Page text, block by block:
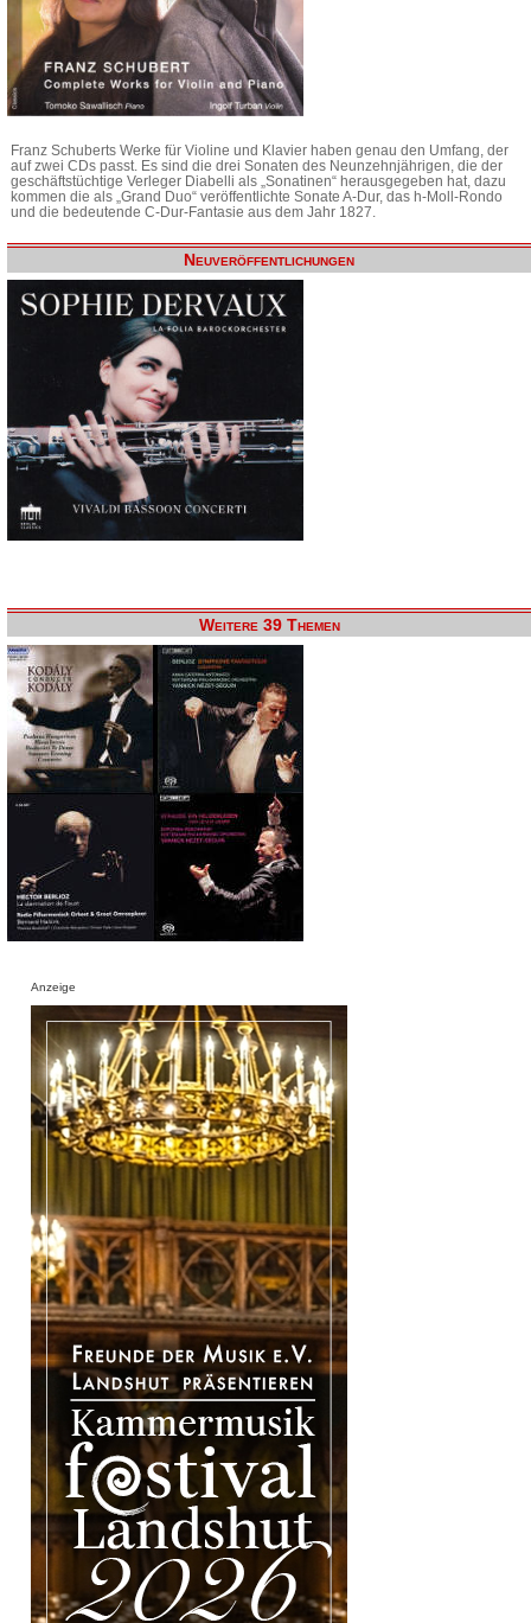
Franz Schuberts Werke für Violine und Klavier haben genau den Umfang, der
auf zwei CDs passt. Es sind die drei Sonaten des Neunzehnjährigen, die der
geschäftstüchtige Verleger Diabelli als „Sonatinen“ herausgegeben hat, dazu
kommen die als „Grand Duo“ veröffentlichte Sonate A-Dur, das h-Moll-Rondo
und die bedeutende C-Dur-Fantasie aus dem Jahr 1827.
Neuveröffentlichungen
Weitere 39 Themen
Anzeige